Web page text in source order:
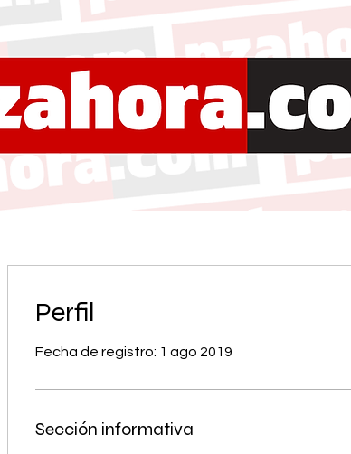
Perfil
Fecha de registro: 1 ago 2019
Sección informativa